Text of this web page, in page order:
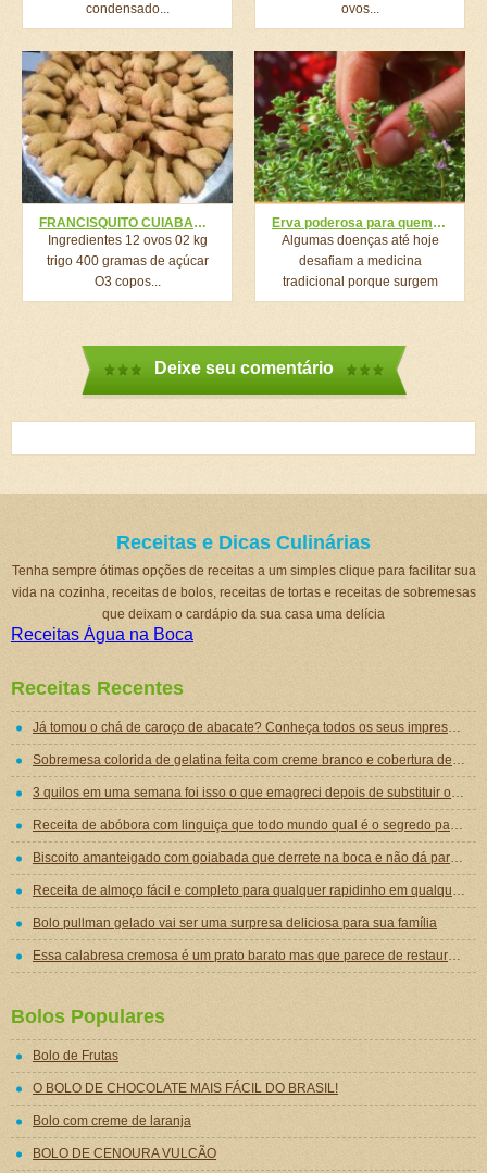
condensado...
ovos...
FRANCISQUITO CUIABANO DE 6 MINUTOS, VOCÊ COME UMA VEZ E QUER SEMPRE!
Ingredientes 12 ovos 02 kg
trigo 400 gramas de açúcar
O3 copos...
Erva poderosa para quem tem fibromialgia, lúpus, fadiga crônica, esclerose múltipla e artrite reumatoide
Algumas doenças até hoje
desafiam a medicina
tradicional porque surgem
sem causa...
Deixe seu comentário
Receitas e Dicas Culinárias
Tenha sempre ótimas opções de receitas a um simples clique para facilitar sua
vida na cozinha, receitas de bolos, receitas de tortas e receitas de sobremesas
que deixam o cardápio da sua casa uma delícia
Receitas Água na Boca
Receitas Recentes
Já tomou o chá de caroço de abacate? Conheça todos os seus impressionantes benefícios!
Sobremesa colorida de gelatina feita com creme branco e cobertura de mousse de gelatina
3 quilos em uma semana foi isso o que emagreci depois de substituir o jantar por essa sopa emagrecedora
Receita de abóbora com linguiça que todo mundo qual é o segredo para ficar tão gostosa
Biscoito amanteigado com goiabada que derrete na boca e não dá para comer um só
Receita de almoço fácil e completo para qualquer rapidinho em qualquer dia da semana
Bolo pullman gelado vai ser uma surpresa deliciosa para sua família
Essa calabresa cremosa é um prato barato mas que parece de restaurante chique de tão gostoso
Bolos Populares
Bolo de Frutas
O BOLO DE CHOCOLATE MAIS FÁCIL DO BRASIL!
Bolo com creme de laranja
BOLO DE CENOURA VULCÃO